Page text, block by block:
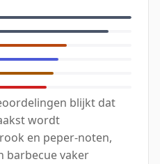
blijkt dat
wordt
en peper-noten,
barbecue vaker